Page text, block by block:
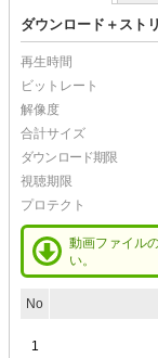
ダウンロード＋スト
再生時間
ビットレート
解像度
合計サイズ
ダウンロード期限
視聴期限
プロテクト
動画ファイル
い。
No
1